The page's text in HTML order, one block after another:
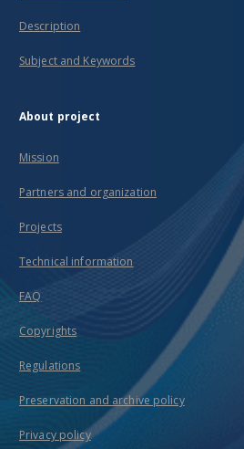
Description
Subject and Keywords
About project
Mission
Partners and organization
Projects
Technical information
FAQ
Copyrights
Regulations
Preservation and archive policy
Privacy policy